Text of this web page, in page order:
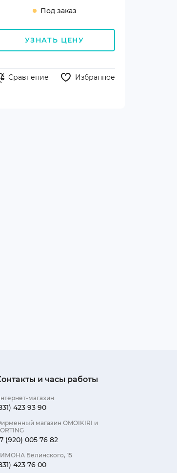
Под заказ
Сравнение Избранное
УЗНАТЬ ЦЕНУ
и часы работы
магазин
423 93 90
магазин OMOIKIRI и
(920) 005 76 82
Белинского, 15
423 76 00